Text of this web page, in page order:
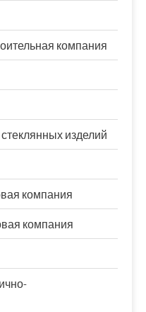
компания
изделий
компания
компания